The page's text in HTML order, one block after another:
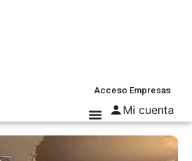
Acceso Empresas
Mi cuenta